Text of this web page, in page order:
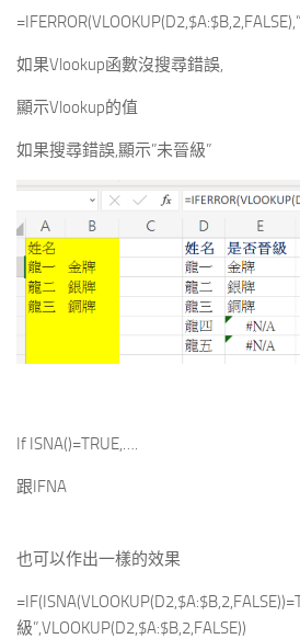
如果Vlookup函數沒搜尋錯誤,
顯示Vlookup的值
如果搜尋錯誤,顯示”未晉級”
If ISNA()=TRUE,….
跟IFNA
也可以作出一樣的效果
級”,VLOOKUP(D2,$A:$B,2,FALSE))